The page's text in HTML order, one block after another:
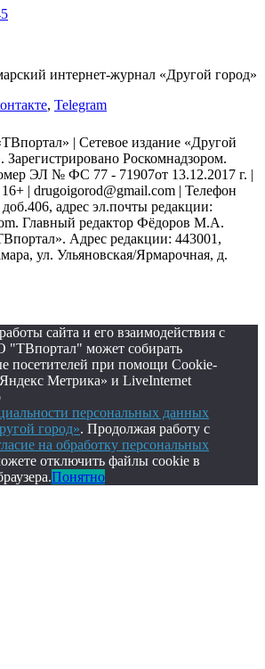
интернет-журнал «Другой город»
, Telegram
| Сетевое издание «Другой
Зарегистрировано Роскомнадзором.
ЭЛ № ФС 77 - 71907от 13.12.2017 г. |
| drugoigorod@gmail.com | Телефон
адрес эл.почты редакции:
Главный редактор Фёдоров М.А.
Адрес редакции: 443001,
ул. Ульяновская/Ярмарочная, д.
сайта и его взаимодействия с
"ТВпортал" может собирать
посетителей при помощи Cookie-
Метрика» и LiveInternet
персональных данных
город». Продолжая работу с
на обработку персональных
отключить файлы cookie в
Понятно